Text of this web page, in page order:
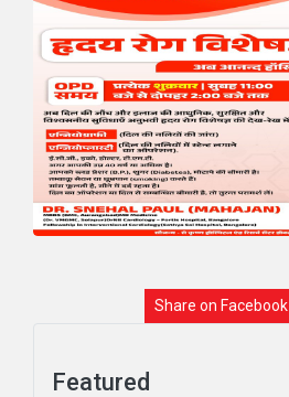
Share on Facebook
Featured